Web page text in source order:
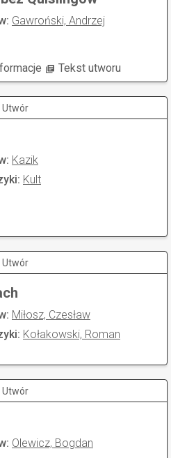
Gawroński, Andrzej
Tekst utworu
Utwór
Kazik
Kult
Utwór
Miłosz, Czesław
Kołakowski, Roman
Utwór
Olewicz, Bogdan